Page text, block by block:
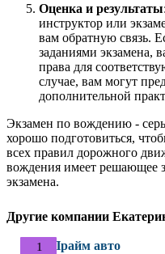
Оценка и результаты
инструктор или
вам обратную связь.
заданиями экзамена,
права для
случае, вам могут
дополнительной
Экзамен по вождению -
хорошо подготовиться,
всех правил дорожного
вождения имеет решающее
экзамена.
Другие компании
Прайм авто